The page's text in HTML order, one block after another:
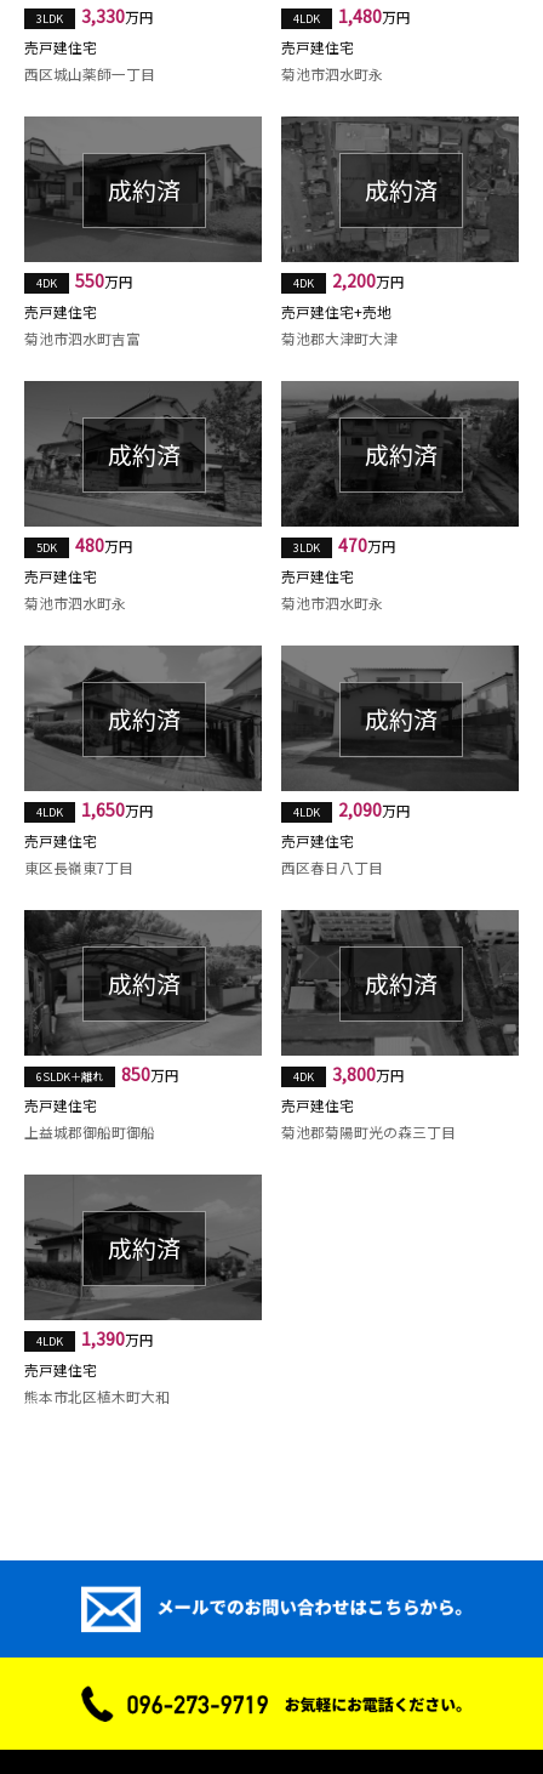
3LDK 3,330万円
売戸建住宅
西区城山薬師一丁目
4LDK 1,480万円
売戸建住宅
菊池市泗水町永
4DK 550万円
売戸建住宅
菊池市泗水町吉富
4DK 2,200万円
売戸建住宅+売地
菊池郡大津町大津
5DK 480万円
売戸建住宅
菊池市泗水町永
3LDK 470万円
売戸建住宅
菊池市泗水町永
4LDK 1,650万円
売戸建住宅
東区長嶺東7丁目
4LDK 2,090万円
売戸建住宅
西区春日八丁目
6SLDK＋離れ 850万円
売戸建住宅
上益城郡御船町御船
4DK 3,800万円
売戸建住宅
菊池郡菊陽町光の森三丁目
4LDK 1,390万円
売戸建住宅
熊本市北区植木町大和